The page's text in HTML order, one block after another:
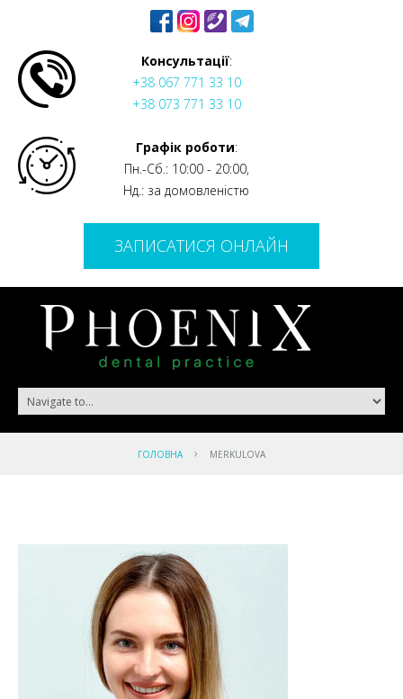
Консультації:
+38 067 771 33 10
+38 073 771 33 10
Графік роботи:
Пн.-Сб.: 10:00 - 20:00,
Нд.: за домовленістю
ЗАПИСАТИСЯ ОНЛАЙН
ГОЛОВНА MERKULOVA